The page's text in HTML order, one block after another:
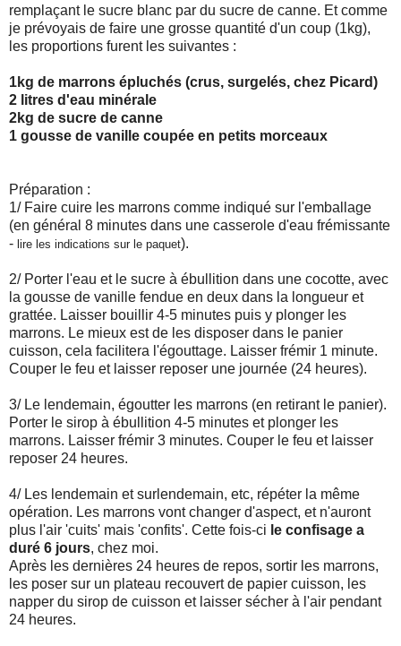
remplaçant le sucre blanc par du sucre de canne. Et comme
je prévoyais de faire une grosse quantité d'un coup (1kg),
les proportions furent les suivantes :
1kg de marrons épluchés (crus, surgelés, chez Picard)
2 litres d'eau minérale
2kg de sucre de canne
1 gousse de vanille coupée en petits morceaux
Préparation :
1/ Faire cuire les marrons comme indiqué sur l'emballage
(en général 8 minutes dans une casserole d'eau frémissante
- lire les indications sur le paquet).
2/ Porter l'eau et le sucre à ébullition dans une cocotte, avec
la gousse de vanille fendue en deux dans la longueur et
grattée. Laisser bouillir 4-5 minutes puis y plonger les
marrons. Le mieux est de les disposer dans le panier
cuisson, cela facilitera l'égouttage. Laisser frémir 1 minute.
Couper le feu et laisser reposer une journée (24 heures).
3/ Le lendemain, égoutter les marrons (en retirant le panier).
Porter le sirop à ébullition 4-5 minutes et plonger les
marrons. Laisser frémir 3 minutes. Couper le feu et laisser
reposer 24 heures.
4/ Les lendemain et surlendemain, etc, répéter la même
opération. Les marrons vont changer d'aspect, et n'auront
plus l'air 'cuits' mais 'confits'. Cette fois-ci le confisage a
duré 6 jours, chez moi.
Après les dernières 24 heures de repos, sortir les marrons,
les poser sur un plateau recouvert de papier cuisson, les
napper du sirop de cuisson et laisser sécher à l'air pendant
24 heures.